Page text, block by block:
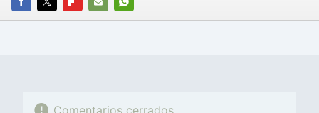
FACEBOOK
TWITTERFLIPBOARD
E-
WHATSAPP